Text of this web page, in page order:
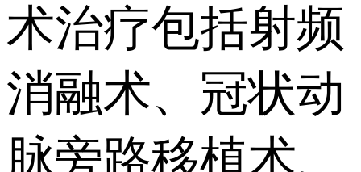
术治疗包括射频
消融术、冠状动
脉旁路移植术、